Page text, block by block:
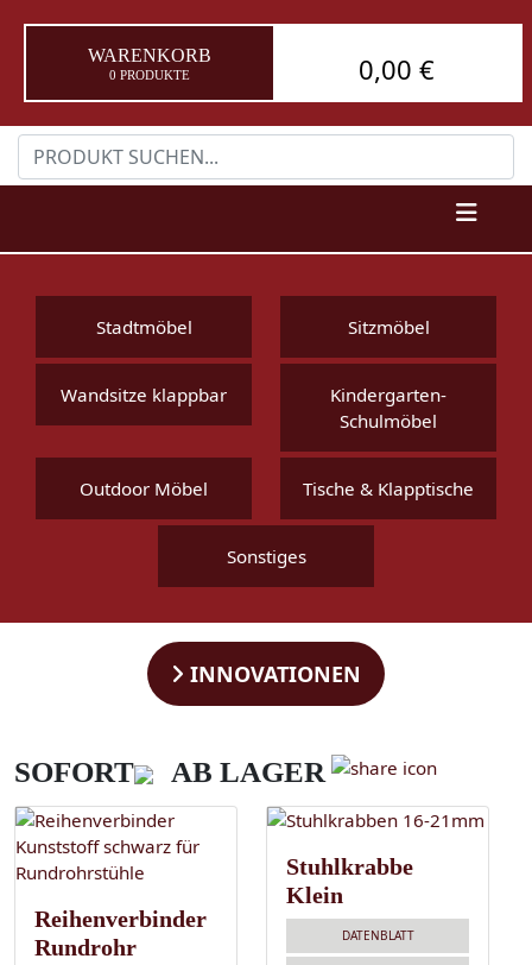
WARENKORB
0 PRODUKTE 0,00 €
Stadtmöbel Sitzmöbel
Wandsitze klappbar
Kindergarten-
Schulmöbel
Outdoor Möbel Tische & Klapptische
Sonstiges
INNOVATIONEN
SOFORT AB LAGER
Reihenverbinder
Rundrohr
Stuhlkrabbe
Klein
DATENBLATT